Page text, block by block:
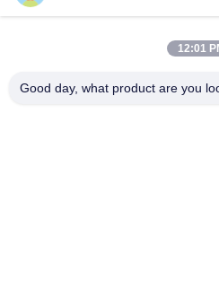
12:01
Good day, what product are you